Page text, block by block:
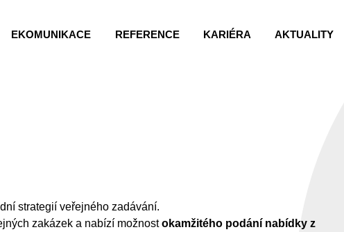
EKOMUNIKACE REFERENCE KARIÉRA AKTUALITY
strategií veřejného zadávání.
zakázek a nabízí možnostokamžitého podání nabídky z